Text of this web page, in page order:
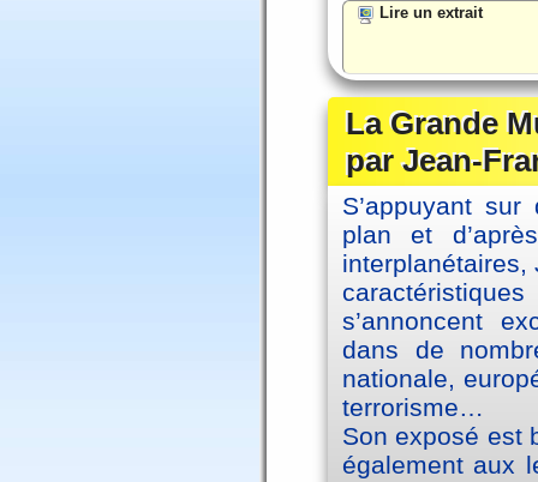
Lire un extrait
La Grande
par Jean-
S’appuyant
plan et
interplanétaires,
s’annoncent
dans de
nationale,
terrorisme…
Son exposé est
également aux